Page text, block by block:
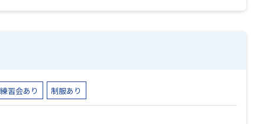
習会あり 制服あり